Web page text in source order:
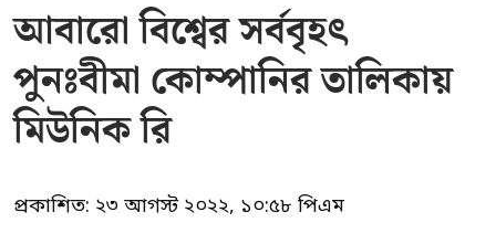
আবারো বিশ্বের সর্ববৃহৎ
পুনঃবীমা কোম্পানির তালিকায়
মিউনিক রি
প্রকাশিত: ২৩ আগস্ট ২০২২, ১০:৫৮ পিএম